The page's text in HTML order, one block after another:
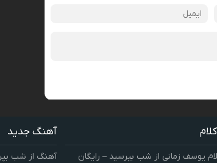
یوسف زمانی از شب بپرسید – رایگان
آهنگ جدید
آهنگ از شب